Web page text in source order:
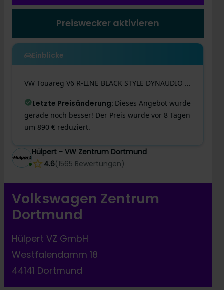
Preiswecker aktivieren
Einblicke
VW Touareg V6 R-LINE BLACK STYLE DYNAUDIO AHK LM21
Letzte Preisänderung: Dieses Angebot wurde
gerade noch besser! Der Preis wurde vor 8 Tagen
um 890 € reduziert.
Hülpert - VW Zentrum Dortmund
4.6(1565 Bewertungen)
Volkswagen Zentrum
Dortmund
Hülpert VZ GmbH
Westfalendamm 18
44141 Dortmund